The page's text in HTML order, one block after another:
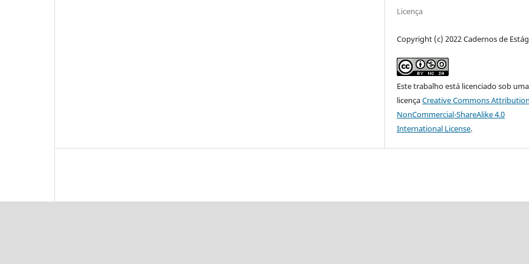
Licença
Copyright (c) 2022 Cadernos de
Este trabalho está licenciado sob uma
licençaCreative Commons
NonCommercial-ShareAlike 4.0
International License.